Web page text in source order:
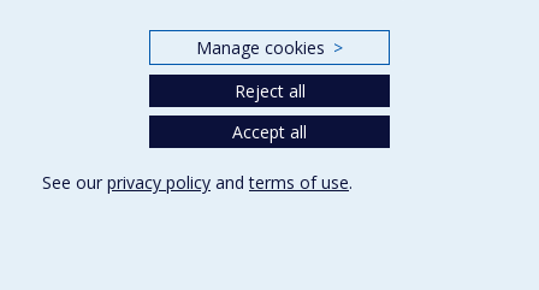
Manage cookies >
Reject all
Accept all
See our privacy policy andterms of use.